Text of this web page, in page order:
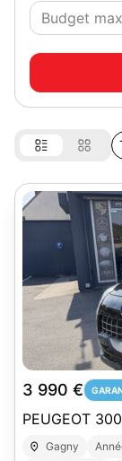
3 990 €
PEUGEOT
Gagny